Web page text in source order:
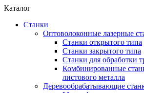
Каталог
Станки
Оптоволоконные лазерные
Станки открытого типа
Станки закрытого типа
Станки для обработки
Комбинированные
листового металла
Деревообрабатывающие